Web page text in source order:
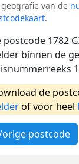
van de
.
postcode 1782
binnen de
de
of voor heel
postcode